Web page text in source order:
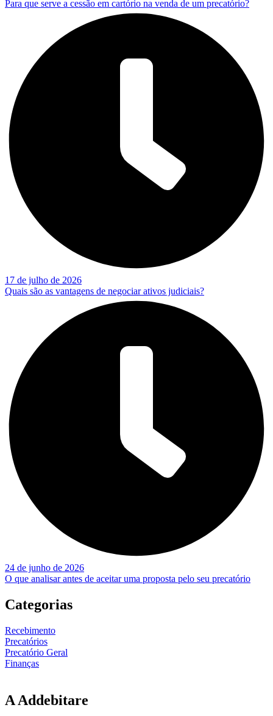
Para que serve a cessão em cartório na venda de um precatório?
17 de julho de 2026
Quais são as vantagens de negociar ativos judiciais?
24 de junho de 2026
O que analisar antes de aceitar uma proposta pelo seu precatório
Categorias
Recebimento
Precatórios
Precatório Geral
Finanças
A Addebitare